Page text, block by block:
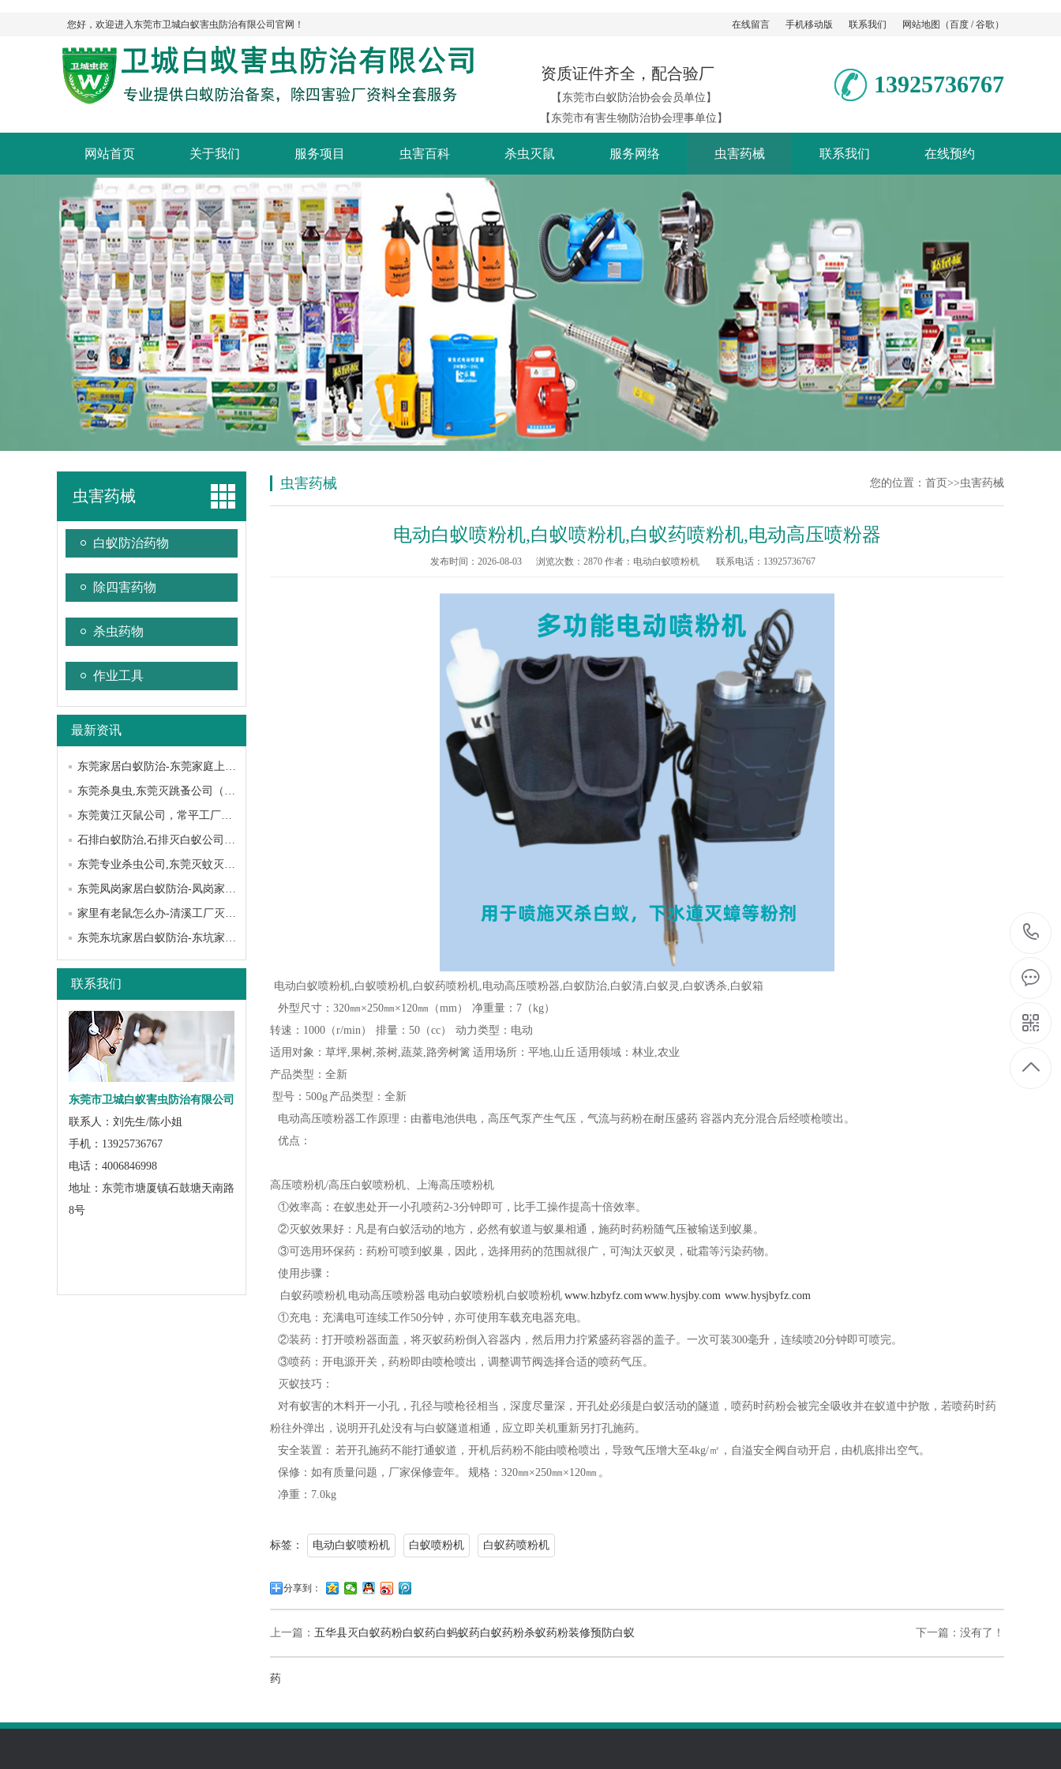
您好，欢迎进入东莞市卫城白蚁害虫防治有限公司官网！ 在线留言 手机移动版 联系我们 网站地图 （百度 /谷歌 ）
资质证件齐全，配合验厂
【东莞市白蚁防治协会会员单位】
【东莞市有害生物防治协会理事单位】
13925736767
网站首页 关于我们 服务项目 虫害百科 杀虫灭鼠 服务网络 虫害药械 联系我们 在线预约
虫害药械
白蚁防治药物
除四害药物
杀虫药物
作业工具
最新资讯
东莞家居白蚁防治-东莞家庭上门灭除白蚁公司-卫城专业技师团队携高端白蚁检测设备上门检测治理
东莞杀臭虫,东莞灭跳蚤公司（卫城虫控）
东莞黄江灭鼠公司，常平工厂除四害杀老鼠专业资质验证
石排白蚁防治,石排灭白蚁公司（一次彻底）
东莞专业杀虫公司,东莞灭蚊灭蟑螂,东莞杀臭虫（卫城虫控）
东莞凤岗家居白蚁防治-凤岗家庭上门灭除白蚁公司-卫城专业技师团队携高端白蚁检测设备上门检测治理
家里有老鼠怎么办-清溪工厂灭鼠公司，樟木头家庭杀老鼠卫城专业程度高
东莞东坑家居白蚁防治-东坑家庭上门灭除白蚁公司-卫城专业技师团队携高端白蚁检测设备上门检测治理
联系我们
东莞市卫城白蚁害虫防治有限公司
联系人：刘先生/陈小姐
手机：13925736767
电话：4006846998
地址：东莞市塘厦镇石鼓塘天南路
8号
虫害药械 您的位置： 首页 >>虫害药械
电动白蚁喷粉机,白蚁喷粉机,白蚁药喷粉机,电动高压喷粉器
发布时间：2026-08-03 浏览次数： 2870 作者：电动白蚁喷粉机 联系电话：13925736767
电动白蚁喷粉机,白蚁喷粉机,白蚁药喷粉机,电动高压喷粉器,白蚁防治,白蚁清,白蚁灵,白蚁诱杀,白蚁箱
外型尺寸：320㎜×250㎜×120㎜（mm） 净重量：7（kg）
转速：1000（r/min） 排量：50（cc） 动力类型：电动
适用对象：草坪,果树,茶树,蔬菜,路旁树篱 适用场所：平地,山丘 适用领域：林业,农业
产品类型：全新
型号：500g 产品类型：全新
电动高压喷粉器工作原理：由蓄电池供电，高压气泵产生气压，气流与药粉在耐压盛药 容器内充分混合后经喷枪喷出。
优点：
高压喷粉机/高压白蚁喷粉机、上海高压喷粉机
①效率高：在蚁患处开一小孔喷药2-3分钟即可，比手工操作提高十倍效率。
②灭蚁效果好：凡是有白蚁活动的地方，必然有蚁道与蚁巢相通，施药时药粉随气压被输送到蚁巢。
③可选用环保药：药粉可喷到蚁巢，因此，选择用药的范围就很广，可淘汰灭蚁灵，砒霜等污染药物。
使用步骤：
白蚁药喷粉机 电动高压喷粉器 电动白蚁喷粉机 白蚁喷粉机 www.hzbyfz.comwww.hysjby.com www.hysjbyfz.com
①充电：充满电可连续工作50分钟，亦可使用车载充电器充电。
②装药：打开喷粉器面盖，将灭蚁药粉倒入容器内，然后用力拧紧盛药容器的盖子。一次可装300毫升，连续喷20分钟即可喷完。
③喷药：开电源开关，药粉即由喷枪喷出，调整调节阀选择合适的喷药气压。
灭蚁技巧：
对有蚁害的木料开一小孔，孔径与喷枪径相当，深度尽量深，开孔处必须是白蚁活动的隧道，喷药时药粉会被完全吸收并在蚁道中护散，若喷药时药
粉往外弹出，说明开孔处没有与白蚁隧道相通，应立即关机重新另打孔施药。
安全装置： 若开孔施药不能打通蚁道，开机后药粉不能由喷枪喷出，导致气压增大至4kg/㎡，自溢安全阀自动开启，由机底排出空气。
保修：如有质量问题，厂家保修壹年。 规格：320㎜×250㎜×120㎜ 。
净重：7.0kg
标签： 电动白蚁喷粉机 白蚁喷粉机 白蚁药喷粉机
分享到：
上一篇： 五华县灭白蚁药粉白蚁药白蚂蚁药白蚁药粉杀蚁药粉装修预防白蚁
药
下一篇：没有了！